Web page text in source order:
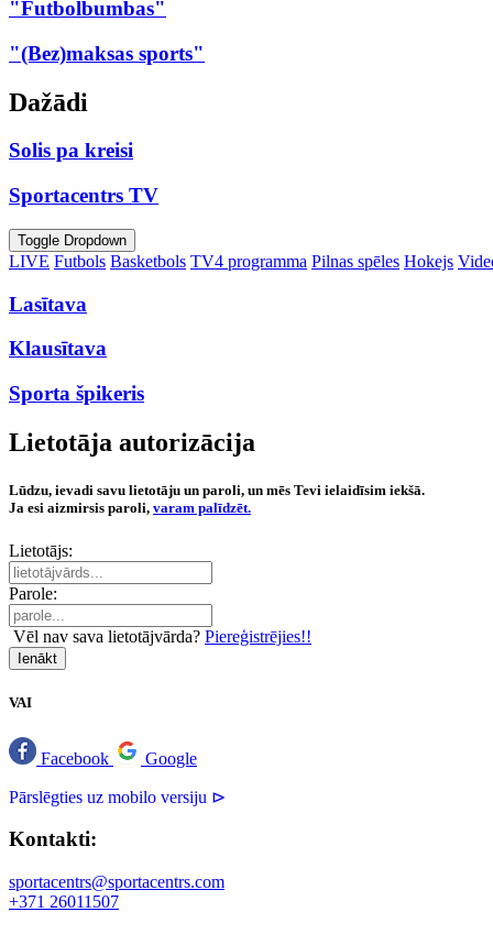
"Futbolbumbas"
"(Bez)maksas sports"
Dažādi
Solis pa kreisi
Sportacentrs TV
Toggle Dropdown
LIVE Futbols Basketbols TV4 programma Pilnas spēles Hokejs
Lasītava
Klausītava
Sporta špikeris
Lietotāja autorizācija
Lūdzu, ievadi savu lietotāju un paroli, un mēs Tevi ielaidīsim iekšā.
Ja esi aizmirsis paroli, varam palīdzēt.
Lietotājs:
Parole:
Vēl nav sava lietotājvārda? Piereģistrējies!!
Ienākt
VAI
Facebook Google
Pārslēgties uz mobilo versiju ⊳
Kontakti:
sportacentrs@sportacentrs.com
+371 26011507